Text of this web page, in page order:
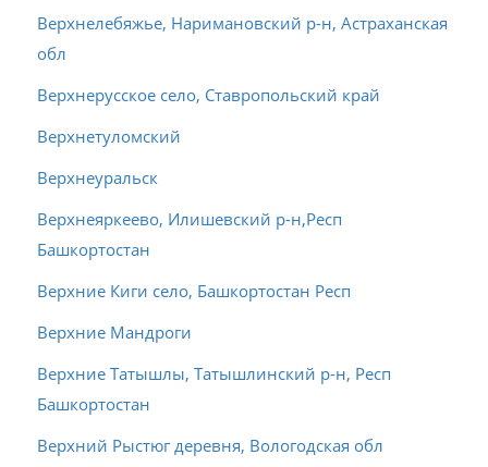
Верхнелебяжье, Наримановский р-н, Астраханская
обл
Верхнерусское село, Ставропольский край
Верхнетуломский
Верхнеуральск
Верхнеяркеево, Илишевский р-н,Респ
Башкортостан
Верхние Киги село, Башкортостан Респ
Верхние Мандроги
Верхние Татышлы, Татышлинский р-н, Респ
Башкортостан
Верхний Рыстюг деревня, Вологодская обл